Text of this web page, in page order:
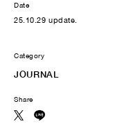
Date
25.10.29 update.
Category
JOURNAL
Share